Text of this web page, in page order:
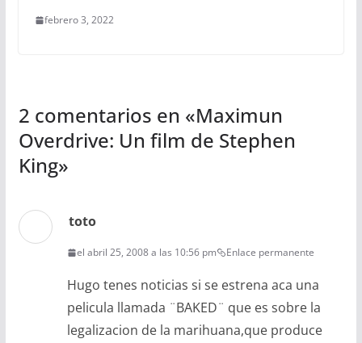
febrero 3, 2022
2 comentarios en «Maximun
Overdrive: Un film de Stephen
King»
toto
el abril 25, 2008 a las 10:56 pm Enlace permanente
Hugo tenes noticias si se estrena aca una
pelicula llamada ¨BAKED¨ que es sobre la
legalizacion de la marihuana,que produce